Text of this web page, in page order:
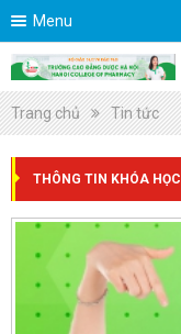
Menu
Trang chủ Tin tức
THÔNG TIN KHÓA HỌC